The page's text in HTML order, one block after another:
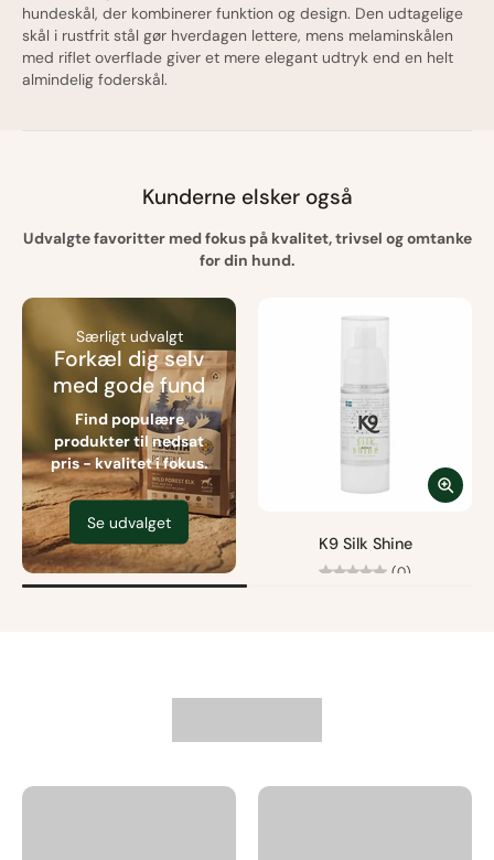
hundeskål, der kombinerer funktion og design. Den udtagelige
skål i rustfrit stål gør hverdagen lettere, mens melaminskålen
med riflet overflade giver et mere elegant udtryk end en helt
almindelig foderskål.
Kunderne elsker også
Udvalgte favoritter med fokus på kvalitet, trivsel og omtanke
for din hund.
Særligt udvalgt
Forkæl dig selv
med gode fund
Find populære
produkter til nedsat
pris - kvalitet i fokus.
Se udvalget
K9 Silk Shine
(0)